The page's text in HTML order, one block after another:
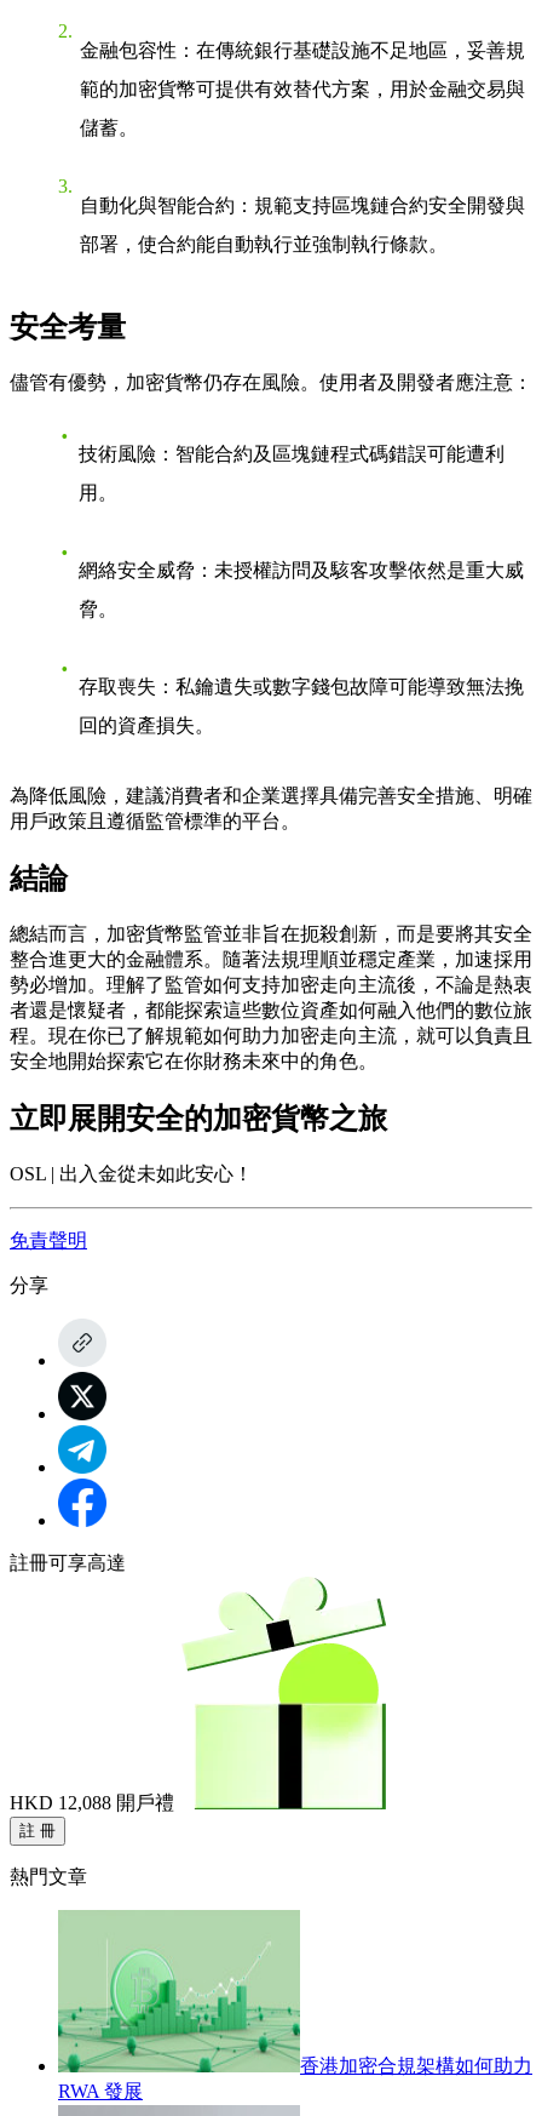
金融包容性 ：在傳統銀行基礎設施不足地區，妥善規
範的加密貨幣可提供有效替代方案，用於金融交易與
儲蓄。
自動化與智能合約 ：規範支持區塊鏈合約安全開發與
部署，使合約能自動執行並強制執行條款。
安全考量
儘管有優勢，加密貨幣仍存在風險。使用者及開發者應注意：
技術風險 ：智能合約及區塊鏈程式碼錯誤可能遭利
用。
網絡安全威脅 ：未授權訪問及駭客攻擊依然是重大威
脅。
存取喪失 ：私鑰遺失或數字錢包故障可能導致無法挽
回的資產損失。
為降低風險，建議消費者和企業選擇具備完善安全措施、明確
用戶政策且遵循監管標準的平台。
結論
總結而言，加密貨幣監管並非旨在扼殺創新，而是要將其安全
整合進更大的金融體系。隨著法規理順並穩定產業，加速採用
勢必增加。理解了監管如何支持加密走向主流後，不論是熱衷
者還是懷疑者，都能探索這些數位資產如何融入他們的數位旅
程。現在你已了解規範如何助力加密走向主流，就可以負責且
安全地開始探索它在你財務未來中的角色。
立即展開安全的加密貨幣之旅
OSL | 出入金從未如此安心！
免責聲明
分享
註冊可享高達
HKD 12,088 開戶禮
註 冊
熱門文章
香港加密合規架構如何助力
RWA 發展